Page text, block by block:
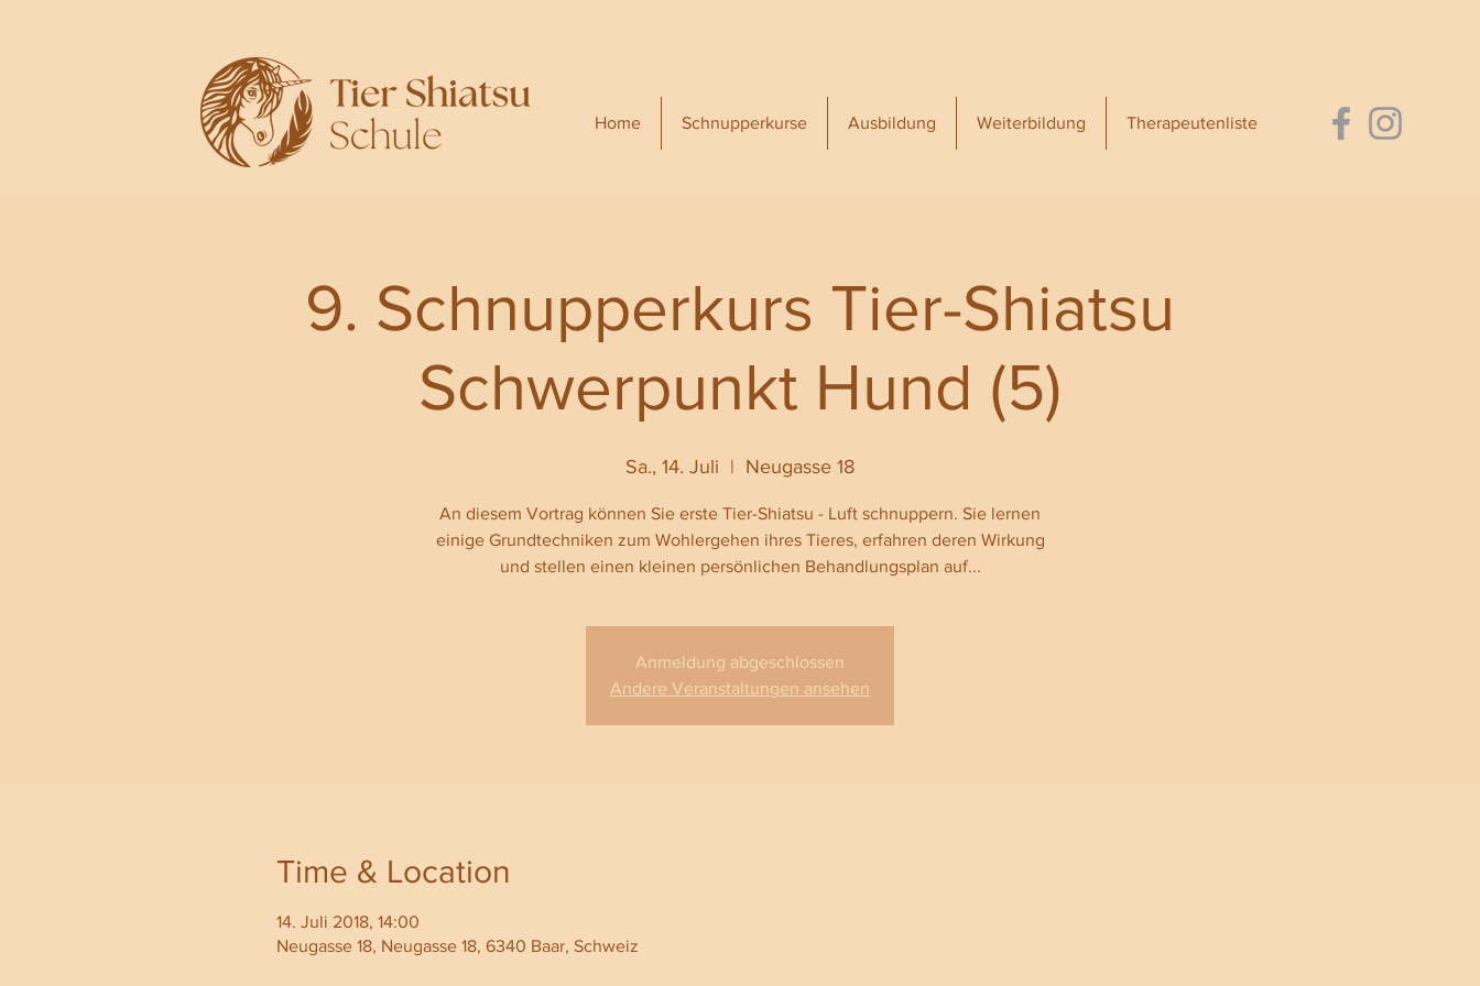
Home Schnupperkurse Ausbildung Weiterbildung Therapeutenliste
9. Schnupperkurs Tier-Shiatsu
Schwerpunkt Hund (5)
Sa., 14. Juli
  |
Neugasse 18
An diesem Vortrag können Sie erste Tier-Shiatsu - Luft schnuppern. Sie lernen
einige Grundtechniken zum Wohlergehen ihres Tieres, erfahren deren Wirkung
und stellen einen kleinen persönlichen Behandlungsplan auf...
Anmeldung abgeschlossen
Andere Veranstaltungen ansehen
Time & Location
14. Juli 2018, 14:00
Neugasse 18, Neugasse 18, 6340 Baar, Schweiz